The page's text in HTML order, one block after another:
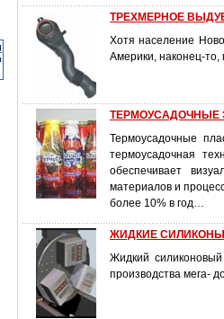
ТРЕХМЕРНОЕ
Хотя население
Америки, наконец-то,
ТЕРМОУСАДОЧНЫЕ
Термоусадочные
термоусадочная
обеспечивает
материалов и
более 10% в год…
ЖИДКИЕ СИЛИКОНЫ:
Жидкий
производства мега-